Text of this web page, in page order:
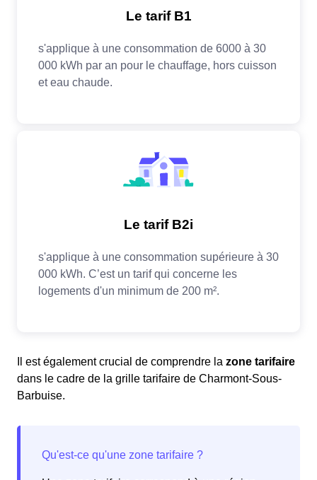
Il est également crucial de comprendre la zone tarifaire
dans le cadre de la grille tarifaire de Charmont-Sous-
Barbuise.